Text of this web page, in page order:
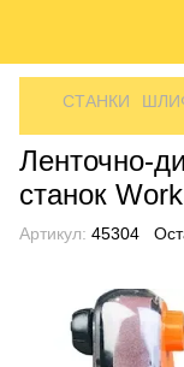
СТАНКИ
Ленточно-
станок
Артикул: 45304